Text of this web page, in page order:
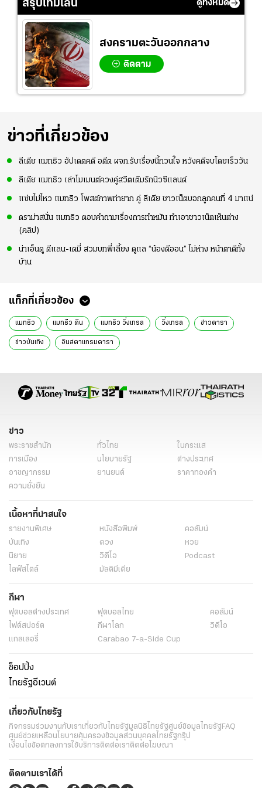
สรุปไทม์ไลน์ ดูทั้งหมด
สงครามตะวันออกกลาง
ติดตาม
ข่าวที่เกี่ยวข้อง
ลีเดีย แมทธิว อัปเดตคดี อดีต ผจก.รับเรื่องนี้กวนใจ หวังคดีจบโดยเร็ววัน
ลีเดีย แมทธิว เล่าโมเมนต์ควงคู่สวีตเติมรักนิวซีแลนด์
แซ่บไม่ไหว แมทธิว โพสต์ภาพท่ายาก คู่ ลีเดีย ชาวเน็ตบอกลูกคนที่ 4 มาแน่
ดราม่าสนั่น แมทธิว ตอบคำถามเรื่องการทำหมัน ทำเอาชาวเน็ตเห็นต่าง
(คลิป)
น่าเอ็นดู ดีแลน-เดมี่ สวมบทพี่เลี้ยง ดูแล “น้องดีออน” ไม่ห่าง หน้าตาดีทั้ง
บ้าน
แท็กที่เกี่ยวข้อง
แมทธิว แมทธืว ดีน แมทธิว วิ่งเทรล วิ่งเทรล ข่าวดารา
ข่าวบันเทิง อินสตาแกรมดารา
ข่าว
พระราชสำนัก ทั่วไทย
ในกระแส
การเมือง
นโยบายรัฐ
ต่างประเทศ
อาชญากรรม
ยานยนต์
ราคาทองคำ
ความยั่งยืน
เนื้อหาที่น่าสนใจ
รายงานพิเศษ หนังสือพิมพ์
คอลัมน์
บันเทิง
ดวง
หวย
นิยาย
วิดีโอ
Podcast
ไลฟ์สไตล์
มัลติมีเดีย
กีฬา
ฟุตบอลต่่างประเทศ ฟุตบอลไทย
คอลัมน์
ไฟต์สปอร์ต
กีฬาโลก
วิดีโอ
แกลเลอรี่
Carabao 7-a-Side Cup
ช็อปปิ้ง
ไทยรัฐอีเวนต์
เกี่ยวกับไทยรัฐ
กิจกรรมร่วมงานกับเราเกี่ยวกับไทยรัฐมูลนิธิไทยรัฐศูนย์ข้อมูลไทยรัฐFAQ
ศูนย์ช่วยเหลือนโยบายคุ้มครองข้อมูลส่วนบุคคลไทยรัฐกรุ๊ป
เงื่อนไขข้อตกลงการใช้บริการติดต่อเราติดต่อโฆษณา
ติดตามเราได้ที่